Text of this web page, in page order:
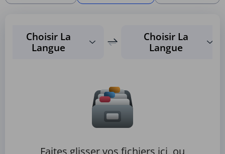
Choisir La
Langue
Choisir La
Langue
Faites glisser vos fichiers ici, ou